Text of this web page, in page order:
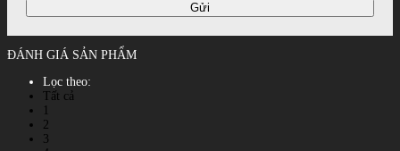
Gửi
ĐÁNH GIÁ SẢN PHẨM
Lọc theo:
Tất cả
2
3